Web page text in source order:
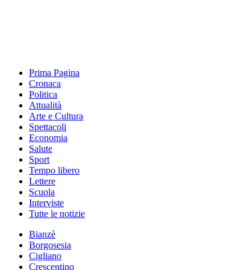
Prima Pagina
Cronaca
Politica
Attualità
Arte e Cultura
Spettacoli
Economia
Salute
Sport
Tempo libero
Lettere
Scuola
Interviste
Tutte le notizie
Bianzè
Borgosesia
Cigliano
Crescentino